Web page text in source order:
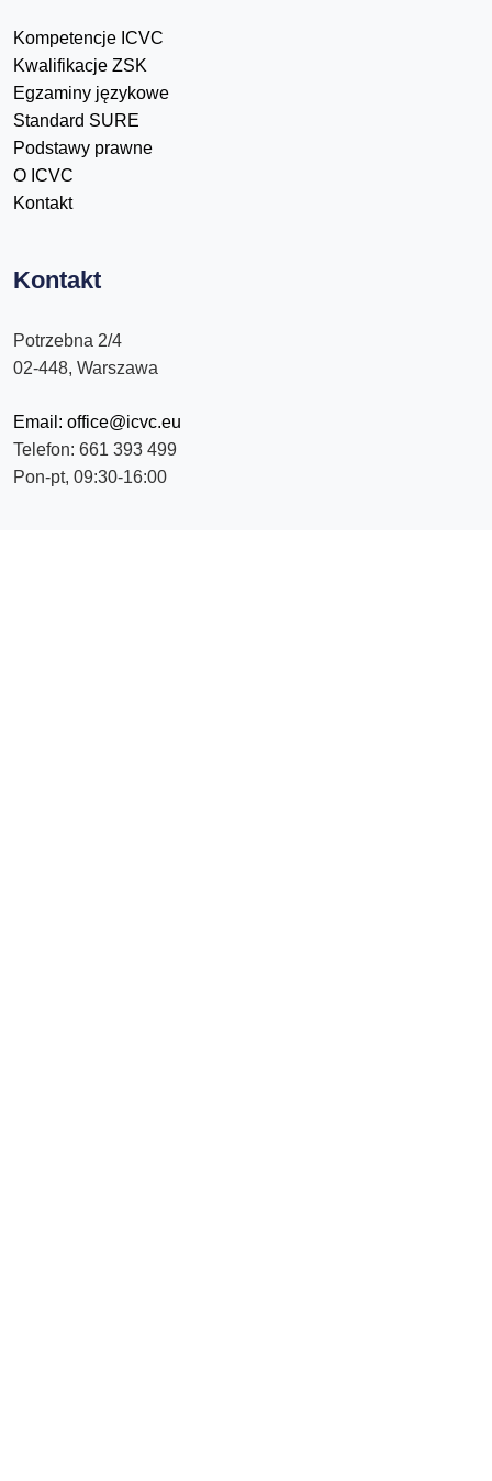
Kompetencje ICVC
Kwalifikacje ZSK
Egzaminy językowe
Standard SURE
Podstawy prawne
O ICVC
Kontakt
Kontakt
Potrzebna 2/4
02-448, Warszawa
Email: office@icvc.eu
Telefon: 661 393 499
Pon-pt, 09:30-16:00